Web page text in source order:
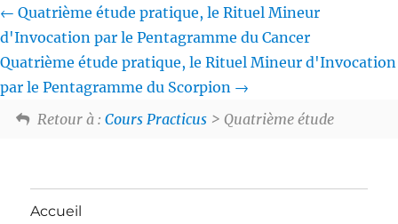
Quatrième étude pratique, le Rituel Mineur
d'Invocation par le Pentagramme du Cancer
Quatrième étude pratique, le Rituel Mineur d'Invocation
par le Pentagramme du Scorpion
Retour à : Cours Practicus> Quatrième étude
Accueil